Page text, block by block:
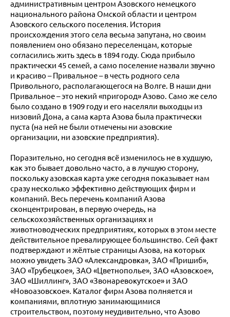
административным центром Азовского немецкого
национального района Омской области и центром
Азовского сельского поселения. История
происхождения этого села весьма запутана, но своим
появлением оно обязано переселенцам, которые
согласились жить здесь в 1894 году. Сюда прибыло
практически 45 семей, а само поселение назвали звучно
и красиво – Привальное – в честь родного села
Привольного, располагающегося на Волге. В наши дни
Привальное – это некий «пригород» Азово. Само же село
было создано в 1909 году и его населяли выходцы из
низовий Дона, а сама карта Азова была практически
пуста (на ней не были отмечены ни азовские
организации, ни азовские предприятия).
Поразительно, но сегодня всё изменилось не в худшую,
как это бывает довольно часто, а в лучшую сторону,
поскольку азовская карта уже сегодня показывает нам
сразу несколько эффективно действующих фирм и
компаний. Весь перечень компаний Азова
сконцентрирован, в первую очередь, на
сельскохозяйственных организациях и
животноводческих предприятиях, которых в этом месте
действительное превалирующее большинство. Сей факт
подтверждают и жёлтые страницы Азова, на которых
можно увидеть ЗАО «Александровка», ЗАО «Пришиб»,
ЗАО «Трубецкое», ЗАО «Цветнополье», ЗАО «Азовское»,
ЗАО «Шиллинг», ЗАО «Звонаревокутское» и ЗАО
«Новоазовское». Каталог фирм Азова полняется и
компаниями, вплотную занимающимися
строительством, поэтому неудивительно, что Азово